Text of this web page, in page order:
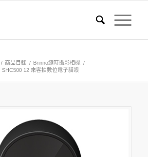
/ 商品目錄 / Brinno縮時攝影相機 /
SHC500 12 來客拍數位電子貓眼